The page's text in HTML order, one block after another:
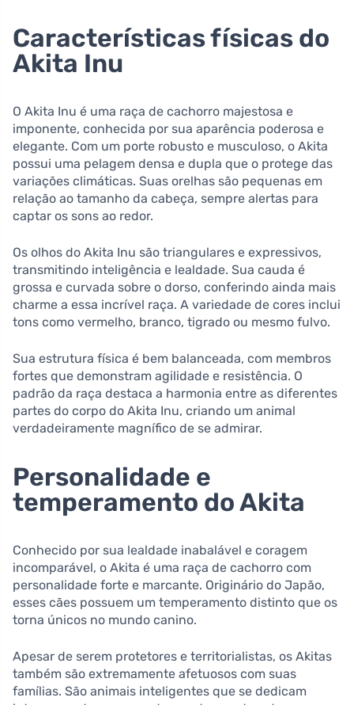
Características físicas do
Akita Inu
O Akita Inu é uma raça de cachorro majestosa e
imponente, conhecida por sua aparência poderosa e
elegante. Com um porte robusto e musculoso, o Akita
possui uma pelagem densa e dupla que o protege das
variações climáticas. Suas orelhas são pequenas em
relação ao tamanho da cabeça, sempre alertas para
captar os sons ao redor.
Os olhos do Akita Inu são triangulares e expressivos,
transmitindo inteligência e lealdade. Sua cauda é
grossa e curvada sobre o dorso, conferindo ainda mais
charme a essa incrível raça. A variedade de cores inclui
tons como vermelho, branco, tigrado ou mesmo fulvo.
Sua estrutura física é bem balanceada, com membros
fortes que demonstram agilidade e resistência. O
padrão da raça destaca a harmonia entre as diferentes
partes do corpo do Akita Inu, criando um animal
verdadeiramente magnífico de se admirar.
Personalidade e
temperamento do Akita
Conhecido por sua lealdade inabalável e coragem
incomparável, o Akita é uma raça de cachorro com
personalidade forte e marcante. Originário do Japão,
esses cães possuem um temperamento distinto que os
torna únicos no mundo canino.
Apesar de serem protetores e territorialistas, os Akitas
também são extremamente afetuosos com suas
famílias. São animais inteligentes que se dedicam